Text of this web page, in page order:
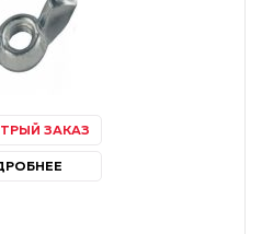
ЗАКАЗ